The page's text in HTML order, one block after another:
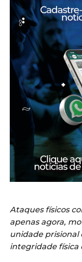
Ataques físicos
apenas agora,
unidade prisional
integridade física